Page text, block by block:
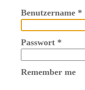
Benutzername*
Passwort*
Remember me